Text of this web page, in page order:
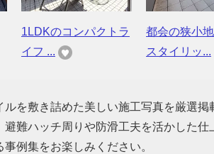
1LDKのコンパクトラ
イフ ...
都会の狭小
スタイリッ...
ルを敷き詰めた美しい施工写真を厳選
避難ハッチ周りや防滑工夫を活かした
例集をお楽しみください。